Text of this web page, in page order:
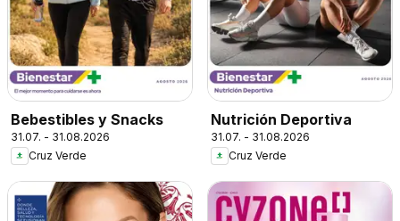
Bebestibles y Snacks
31.07. - 31.08.2026
Cruz Verde
Nutrición Deportiva
31.07. - 31.08.2026
Cruz Verde